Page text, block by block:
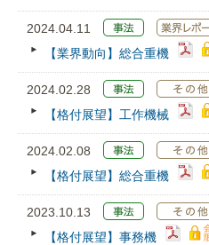
2024.04.11
【業界動向】総合重機
2024.02.28
【格付展望】工作機械
2024.02.08
【格付展望】総合重機
2023.10.13
【格付展望】事務機